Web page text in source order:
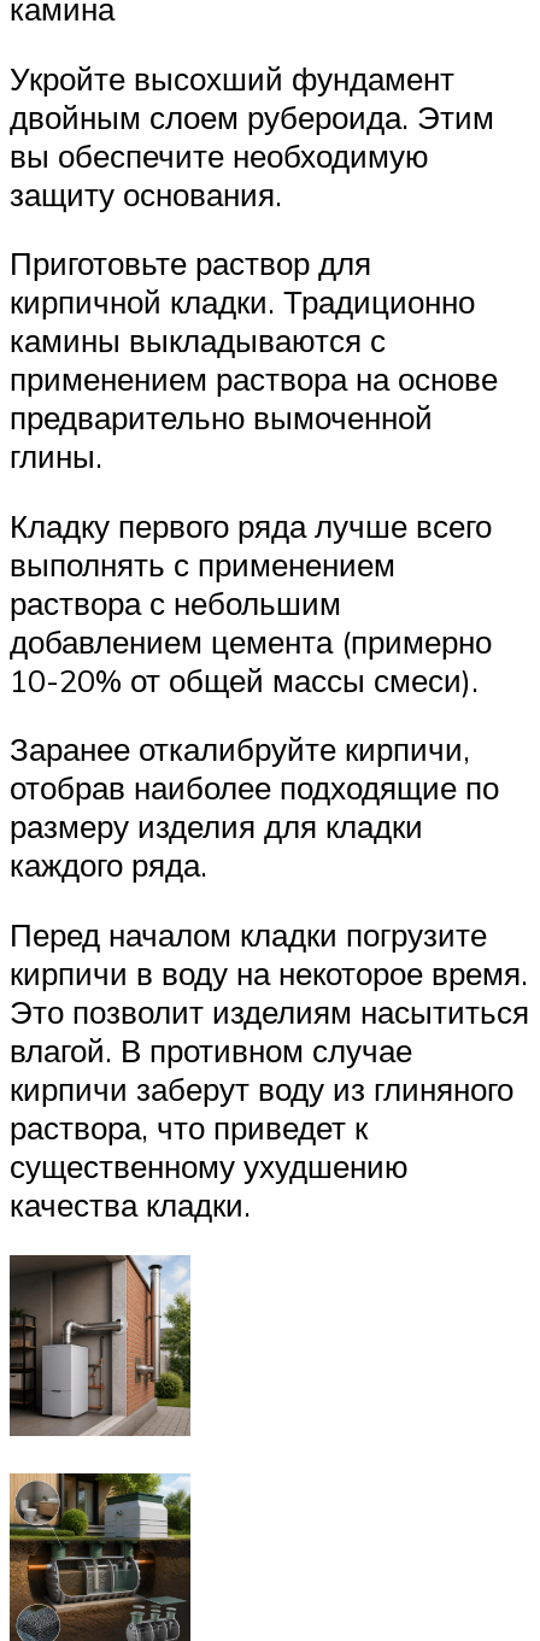
камина
Укройте высохший фундамент
двойным слоем рубероида. Этим
вы обеспечите необходимую
защиту основания.
Приготовьте раствор для
кирпичной кладки. Традиционно
камины выкладываются с
применением раствора на основе
предварительно вымоченной
глины.
Кладку первого ряда лучше всего
выполнять с применением
раствора с небольшим
добавлением цемента (примерно
10-20% от общей массы смеси).
Заранее откалибруйте кирпичи,
отобрав наиболее подходящие по
размеру изделия для кладки
каждого ряда.
Перед началом кладки погрузите
кирпичи в воду на некоторое время.
Это позволит изделиям насытиться
влагой. В противном случае
кирпичи заберут воду из глиняного
раствора, что приведет к
существенному ухудшению
качества кладки.